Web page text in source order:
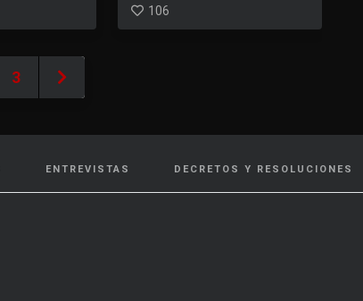
106
3
ENTREVISTAS DECRETOS Y RESOLUCIONES